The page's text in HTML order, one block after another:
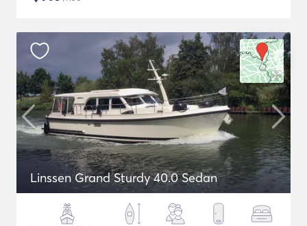
Linssen Grand Sturdy 40.0 Sedan